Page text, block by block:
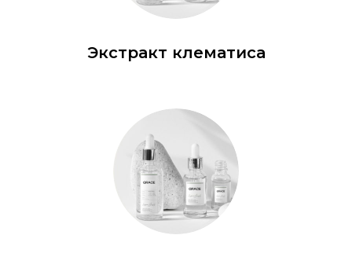
Экстракт клематиса